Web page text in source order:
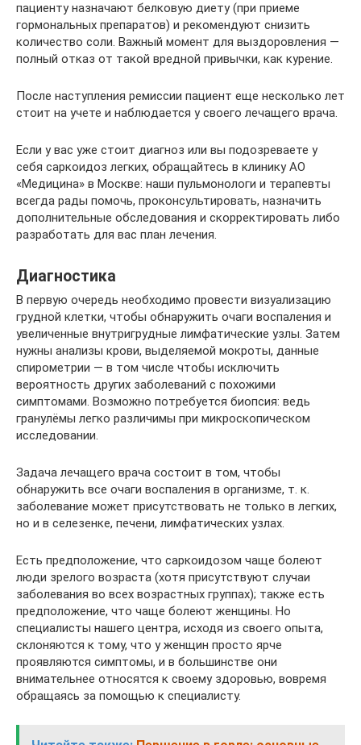
пациенту назначают белковую диету (при приеме
гормональных препаратов) и рекомендуют снизить
количество соли. Важный момент для выздоровления —
полный отказ от такой вредной привычки, как курение.
После наступления ремиссии пациент еще несколько лет
стоит на учете и наблюдается у своего лечащего врача.
Если у вас уже стоит диагноз или вы подозреваете у
себя саркоидоз легких, обращайтесь в клинику АО
«Медицина» в Москве: наши пульмонологи и терапевты
всегда рады помочь, проконсультировать, назначить
дополнительные обследования и скорректировать либо
разработать для вас план лечения.
Диагностика
В первую очередь необходимо провести визуализацию
грудной клетки, чтобы обнаружить очаги воспаления и
увеличенные внутригрудные лимфатические узлы. Затем
нужны анализы крови, выделяемой мокроты, данные
спирометрии — в том числе чтобы исключить
вероятность других заболеваний с похожими
симптомами. Возможно потребуется биопсия: ведь
гранулёмы легко различимы при микроскопическом
исследовании.
Задача лечащего врача состоит в том, чтобы
обнаружить все очаги воспаления в организме, т. к.
заболевание может присутствовать не только в легких,
но и в селезенке, печени, лимфатических узлах.
Есть предположение, что саркоидозом чаще болеют
люди зрелого возраста (хотя присутствуют случаи
заболевания во всех возрастных группах); также есть
предположение, что чаще болеют женщины. Но
специалисты нашего центра, исходя из своего опыта,
склоняются к тому, что у женщин просто ярче
проявляются симптомы, и в большинстве они
внимательнее относятся к своему здоровью, вовремя
обращаясь за помощью к специалисту.